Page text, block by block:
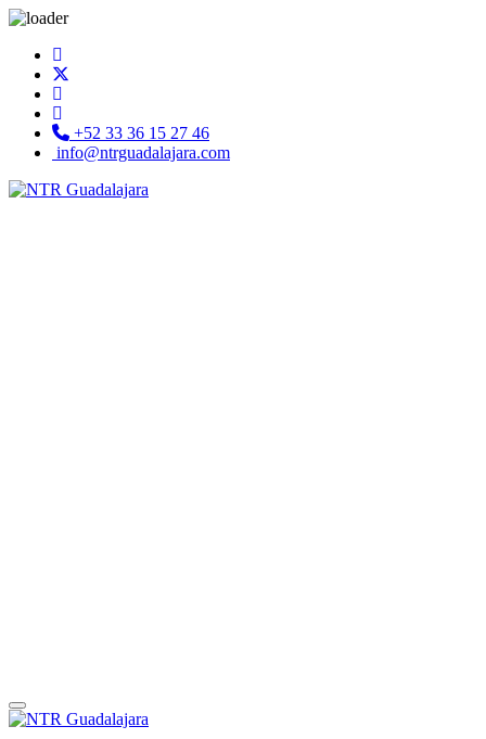
+52 33 36 15 27 46
info@ntrguadalajara.com